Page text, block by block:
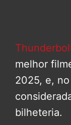
melhor
2025, e,
bilheteria.